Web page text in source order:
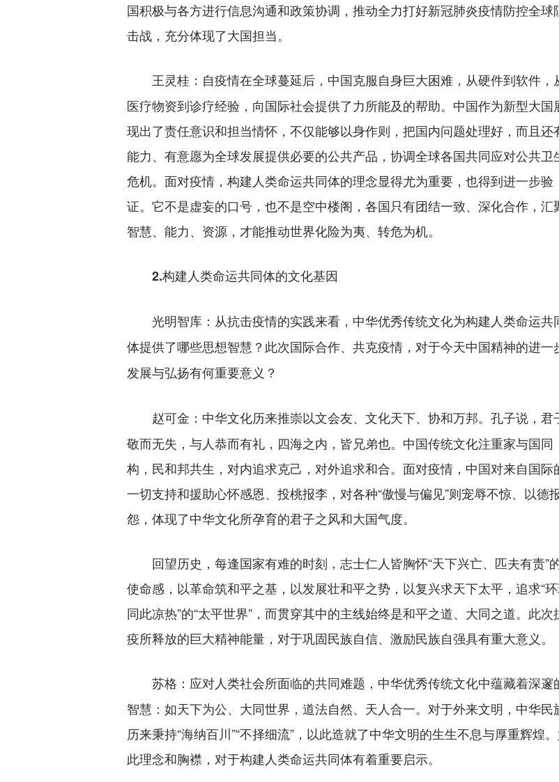
国积极与各方进行信息沟通和政策协调，推动全力打好新冠肺炎疫情防控全球
击战，充分体现了大国担当。
王灵桂： 自疫情在全球蔓延后，中国克服自身巨大困难，从硬件到软件，
医疗物资到诊疗经验，向国际社会提供了力所能及的帮助。中国作为新型大国
现出了责任意识和担当情怀，不仅能够以身作则，把国内问题处理好，而且还
能力、有意愿为全球发展提供必要的公共产品，协调全球各国共同应对公共卫
危机。面对疫情，构建人类命运共同体的理念显得尤为重要，也得到进一步验
证。它不是虚妄的口号，也不是空中楼阁，各国只有团结一致、深化合作，汇
智慧、能力、资源，才能推动世界化险为夷、转危为机。
2.构建人类命运共同体的文化基因
光明智库：从抗击疫情的实践来看，中华优秀传统文化为构建人类命运共
体提供了哪些思想智慧？此次国际合作、共克疫情，对于今天中国精神的进一
发展与弘扬有何重要意义？
赵可金： 中华文化历来推崇以文会友、文化天下、协和万邦。孔子说，君
敬而无失，与人恭而有礼，四海之内，皆兄弟也。中国传统文化注重家与国同
构，民和邦共生，对内追求克己，对外追求和合。面对疫情，中国对来自国际
一切支持和援助心怀感恩、投桃报李，对各种“傲慢与偏见”则宠辱不惊、以德
怨，体现了中华文化所孕育的君子之风和大国气度。
回望历史，每逢国家有难的时刻，志士仁人皆胸怀“天下兴亡、匹夫有责”
使命感，以革命筑和平之基，以发展壮和平之势，以复兴求天下太平，追求“
同此凉热”的“太平世界”，而贯穿其中的主线始终是和平之道、大同之道。此次
疫所释放的巨大精神能量，对于巩固民族自信、激励民族自强具有重大意义。
苏格： 应对人类社会所面临的共同难题，中华优秀传统文化中蕴藏着深邃
智慧：如天下为公、大同世界，道法自然、天人合一。对于外来文明，中华民
历来秉持“海纳百川”“不择细流”，以此造就了中华文明的生生不息与厚重辉煌
此理念和胸襟，对于构建人类命运共同体有着重要启示。